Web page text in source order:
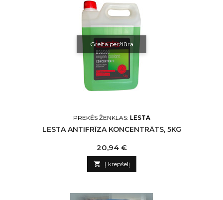
Greita peržiūra
PREKĖS ŽENKLAS: LESTA
LESTA ANTIFRĪZA KONCENTRĀTS, 5KG
Kaina
20,94 €
 Į krepšelį